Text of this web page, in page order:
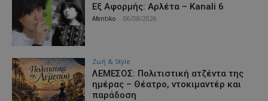
Εξ Αφορμής: Αρλέτα – Kanali 6
Afentiko 06/08/2026
Ζωή & Style
ΛΕΜΕΣΟΣ: Πολιτιστική ατζέντα της
ημέρας – Θέατρο, ντοκιμαντέρ και
παράδοση